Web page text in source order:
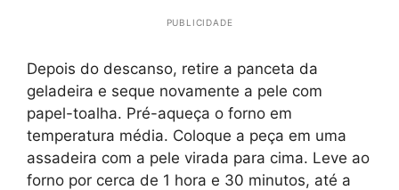
PUBLICIDADE
Depois do descanso, retire a panceta da
geladeira e seque novamente a pele com
papel-toalha. Pré-aqueça o forno em
temperatura média. Coloque a peça em uma
assadeira com a pele virada para cima. Leve ao
forno por cerca de 1 hora e 30 minutos, até a